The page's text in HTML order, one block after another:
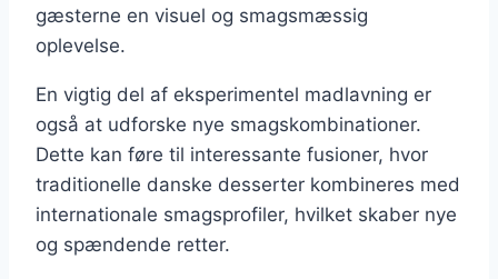
gæsterne en visuel og smagsmæssig
oplevelse.
En vigtig del af eksperimentel madlavning er
også at udforske nye smagskombinationer.
Dette kan føre til interessante fusioner, hvor
traditionelle danske desserter kombineres med
internationale smagsprofiler, hvilket skaber nye
og spændende retter.